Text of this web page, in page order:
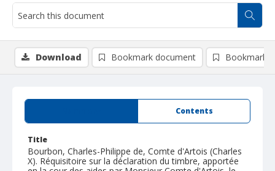
Contents
Title
Bourbon, Charles-Philippe de, Comte d'Artois (Charles
X). Réquisitoire sur la déclaration du timbre, apportée
Download Bookmark document Bookmark